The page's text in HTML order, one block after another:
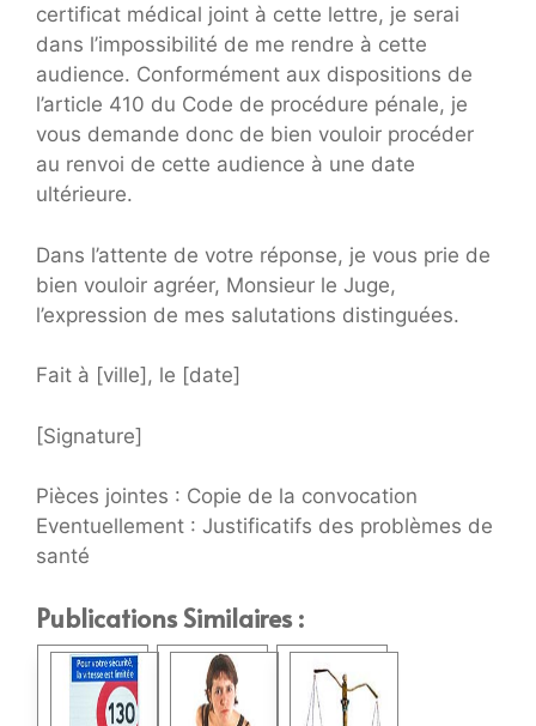
certificat médical joint à cette lettre, je serai
dans l’impossibilité de me rendre à cette
audience. Conformément aux dispositions de
l’article 410 du Code de procédure pénale, je
vous demande donc de bien vouloir procéder
au renvoi de cette audience à une date
ultérieure.
Dans l’attente de votre réponse, je vous prie de
bien vouloir agréer, Monsieur le Juge,
l’expression de mes salutations distinguées.
Fait à [ville], le [date]
[Signature]
Pièces jointes : Copie de la convocation
Eventuellement : Justificatifs des problèmes de
santé
Publications Similaires :